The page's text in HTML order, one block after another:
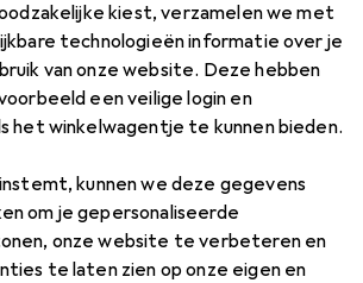
kiest, verzamelen we met
technologieën informatie over je
van onze website. Deze hebben
een veilige login en
het winkelwagentje te kunnen bieden.
kunnen we deze gegevens
om je gepersonaliseerde
onze website te verbeteren en
te laten zien op onze eigen en